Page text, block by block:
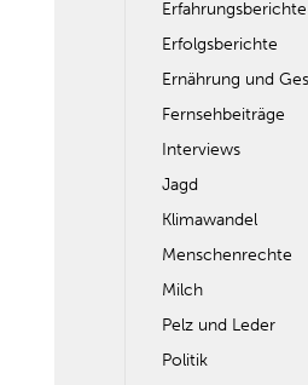
Erfahrungsberichte
Erfolgsberichte
Ernährung und
Fernsehbeiträge
Interviews
Jagd
Klimawandel
Menschenrechte
Milch
Pelz und Leder
Politik